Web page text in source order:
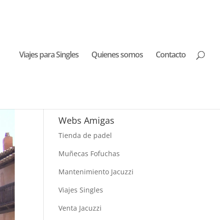
Viajes para Singles Quienes somos Contacto
Webs Amigas
Tienda de padel
Muñecas Fofuchas
Mantenimiento Jacuzzi
Viajes Singles
Venta Jacuzzi